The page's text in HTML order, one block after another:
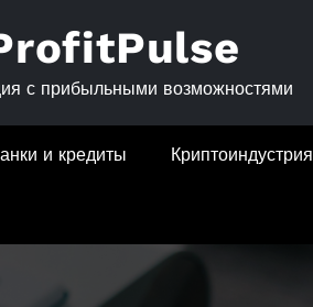
с прибыльными возможностями
и кредиты Криптоиндустрия